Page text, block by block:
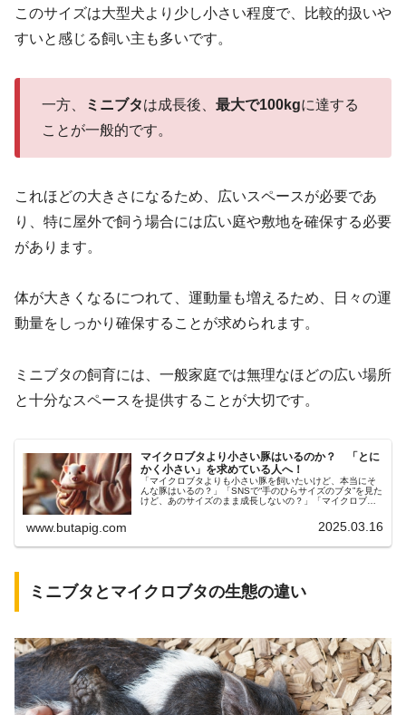
このサイズは大型犬より少し小さい程度で、比較的扱いや
すいと感じる飼い主も多いです。
一方、 ミニブタは成長後、 最大で100kgに達する
ことが一般的です。
これほどの大きさになるため、広いスペースが必要であ
り、特に屋外で飼う場合には広い庭や敷地を確保する必要
があります。
体が大きくなるにつれて、運動量も増えるため、日々の運
動量をしっかり確保することが求められます。
ミニブタの飼育には、一般家庭では無理なほどの広い場所
と十分なスペースを提供することが大切です。
マイクロブタより小さい豚はいるのか？ 「とに
かく小さい」を求めている人へ！
「マイクロブタよりも小さい豚を飼いたいけど、本当にそ
んな豚はいるの？」「SNSで“手のひらサイズのブタ”を見た
けど、あのサイズのまま成長しないの？」「マイクロブタ
www.butapig.com 2025.03.16
ミニブタとマイクロブタの生態の違い